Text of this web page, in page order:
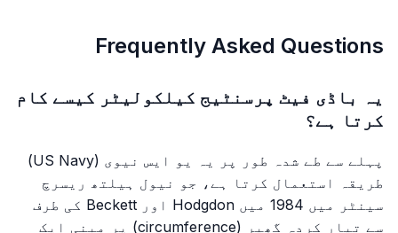
Frequently Asked Questions
یہ باڈی فیٹ پرسنٹیج کیلکولیٹر کیسے کام
کرتا ہے؟
پہلے سے طے شدہ طور پر یہ یو ایس نیوی (US Navy)
طریقہ استعمال کرتا ہے، جو نیول ہیلتھ ریسرچ
سینٹر میں 1984 میں Hodgdon اور Beckett کی طرف
سے تیار کردہ گھیر (circumference) پر مبنی ایک